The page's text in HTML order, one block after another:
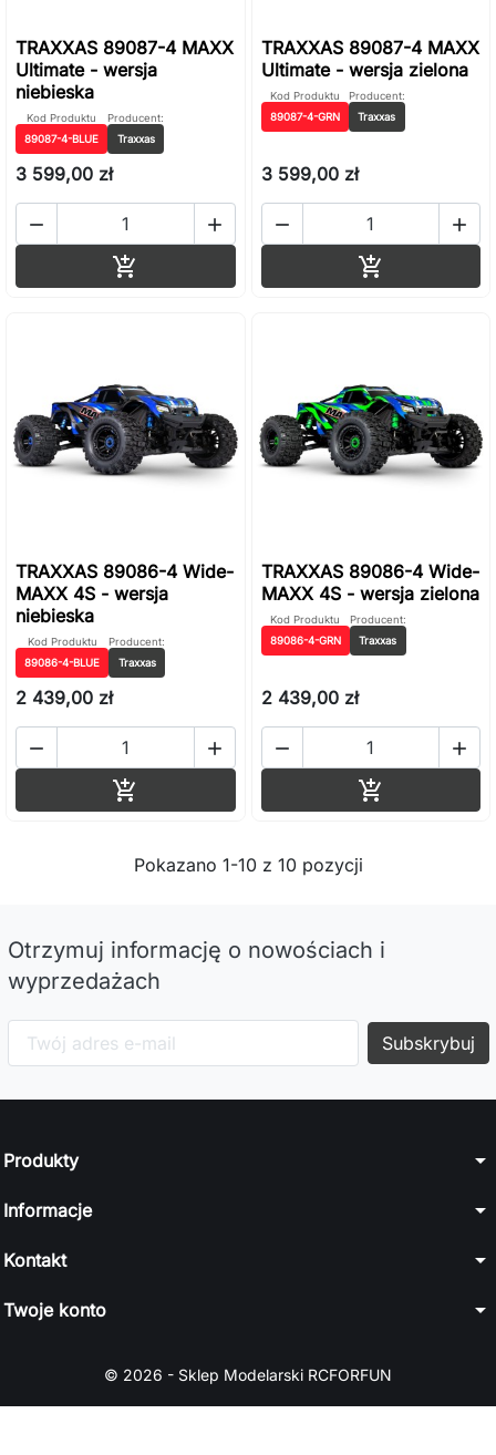
TRAXXAS 89087-4 MAXX
Ultimate - wersja
niebieska
Kod Produktu
89087-4-BLUE
Producent:
Traxxas
3 599,00 zł
 

TRAXXAS 89087-4 MAXX
Ultimate - wersja zielona
Kod Produktu
89087-4-GRN
Producent:
Traxxas
3 599,00 zł
 

TRAXXAS 89086-4 Wide-
MAXX 4S - wersja
niebieska
Kod Produktu
89086-4-BLUE
Producent:
Traxxas
2 439,00 zł
 

TRAXXAS 89086-4 Wide-
MAXX 4S - wersja zielona
Kod Produktu
89086-4-GRN
Producent:
Traxxas
2 439,00 zł
 

Pokazano 1-10 z 10 pozycji
Otrzymuj informację o nowościach i
wyprzedażach
Produkty arrow_drop_down
Informacje arrow_drop_down
Kontakt arrow_drop_down
Twoje konto arrow_drop_down
© 2026 - Sklep Modelarski RCFORFUN